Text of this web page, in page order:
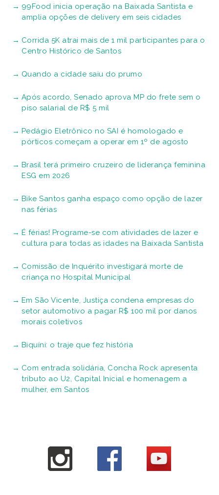
99Food inicia operação na Baixada Santista e
amplia opções de delivery em seis cidades
Corrida 5K atrai mais de 1 mil participantes para o
Centro Histórico de Santos
Quando a cidade saiu do prumo
Após acordo, Senado aprova MP do frete sem o
piso salarial de R$ 5 mil
Pedágio Eletrônico no SAI é homologado e
pórticos começam a operar em 1º de agosto
Brasil terá primeiro cruzeiro de liderança feminina
ESG em 2026
Bike Santos ganha espaço como opção de lazer
nas férias
É férias! Programe-se com atividades de lazer e
cultura para todas as idades na Baixada Santista
Comissão de Inquérito investigará morte de
criança no Hospital Municipal
Em São Vicente, Justiça condena empresas do
setor automotivo a pagar R$ 100 mil por danos
morais coletivos
Biquíni: o traje que fez história
Com entrada solidária, Concha Rock apresenta
tributo ao U2, Capital Inicial e homenagem a
mulher, em Santos